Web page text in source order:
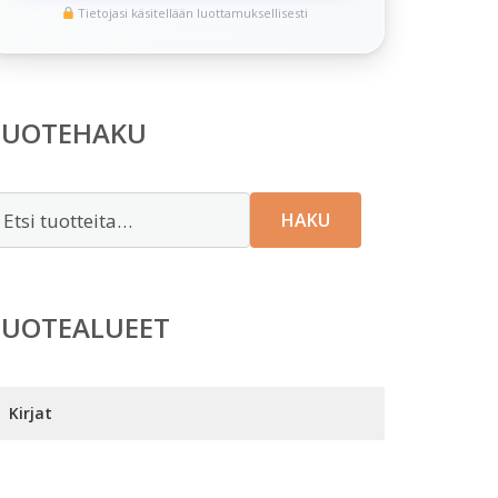
Tietojasi käsitellään luottamuksellisesti
HAKU
Kirjat